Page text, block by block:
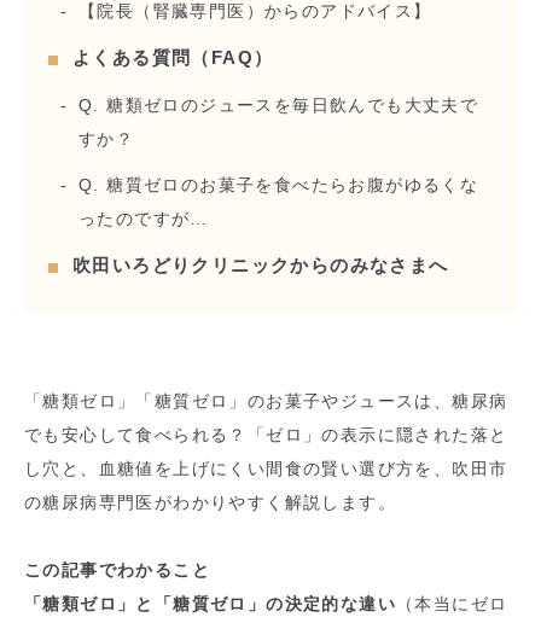
【院長（腎臓専門医）からのアドバイス】
よくある質問（FAQ）
Q. 糖類ゼロのジュースを毎日飲んでも大丈夫で
すか？
Q. 糖質ゼロのお菓子を食べたらお腹がゆるくな
ったのですが…
吹田いろどりクリニックからのみなさまへ
「糖類ゼロ」「糖質ゼロ」のお菓子やジュースは、糖尿病
でも安心して食べられる？「ゼロ」の表示に隠された落と
し穴と、血糖値を上げにくい間食の賢い選び方を、吹田市
の糖尿病専門医がわかりやすく解説します。
この記事でわかること
「糖類ゼロ」と「糖質ゼロ」の決定的な違い （本当にゼロ